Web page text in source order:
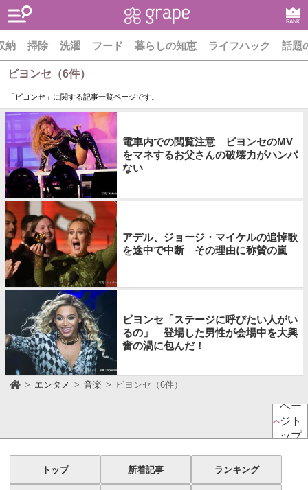
RANK
納 掃除 洗濯 フード 暮らしの知恵 ライフハック 話題
ビヨンセ（6件）
「ビヨンセ」に関する記事一覧ページです。
電車内での閲覧注意 ビヨンセのMV
をマネするお父さんの破壊力がハンパ
ない
アデル、ジョージ・マイケルの追悼歌
を途中で中断 その理由に称賛の嵐
ビヨンセ「ステージに呼びたい人がい
るの」 登場した男性が会場中を大興
奮の渦に包んだ！
エンタメ 音楽 ビヨンセ（6件）
ペー
ジト
ップ
トップ 新着記事 ランキング